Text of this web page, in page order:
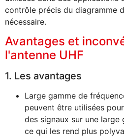
contrôle précis du diagramme
nécessaire.
Avantages et
l'antenne UHF
1. Les avantages
Large gamme de
peuvent être utilisées
des signaux sur une large
ce qui les rend plus